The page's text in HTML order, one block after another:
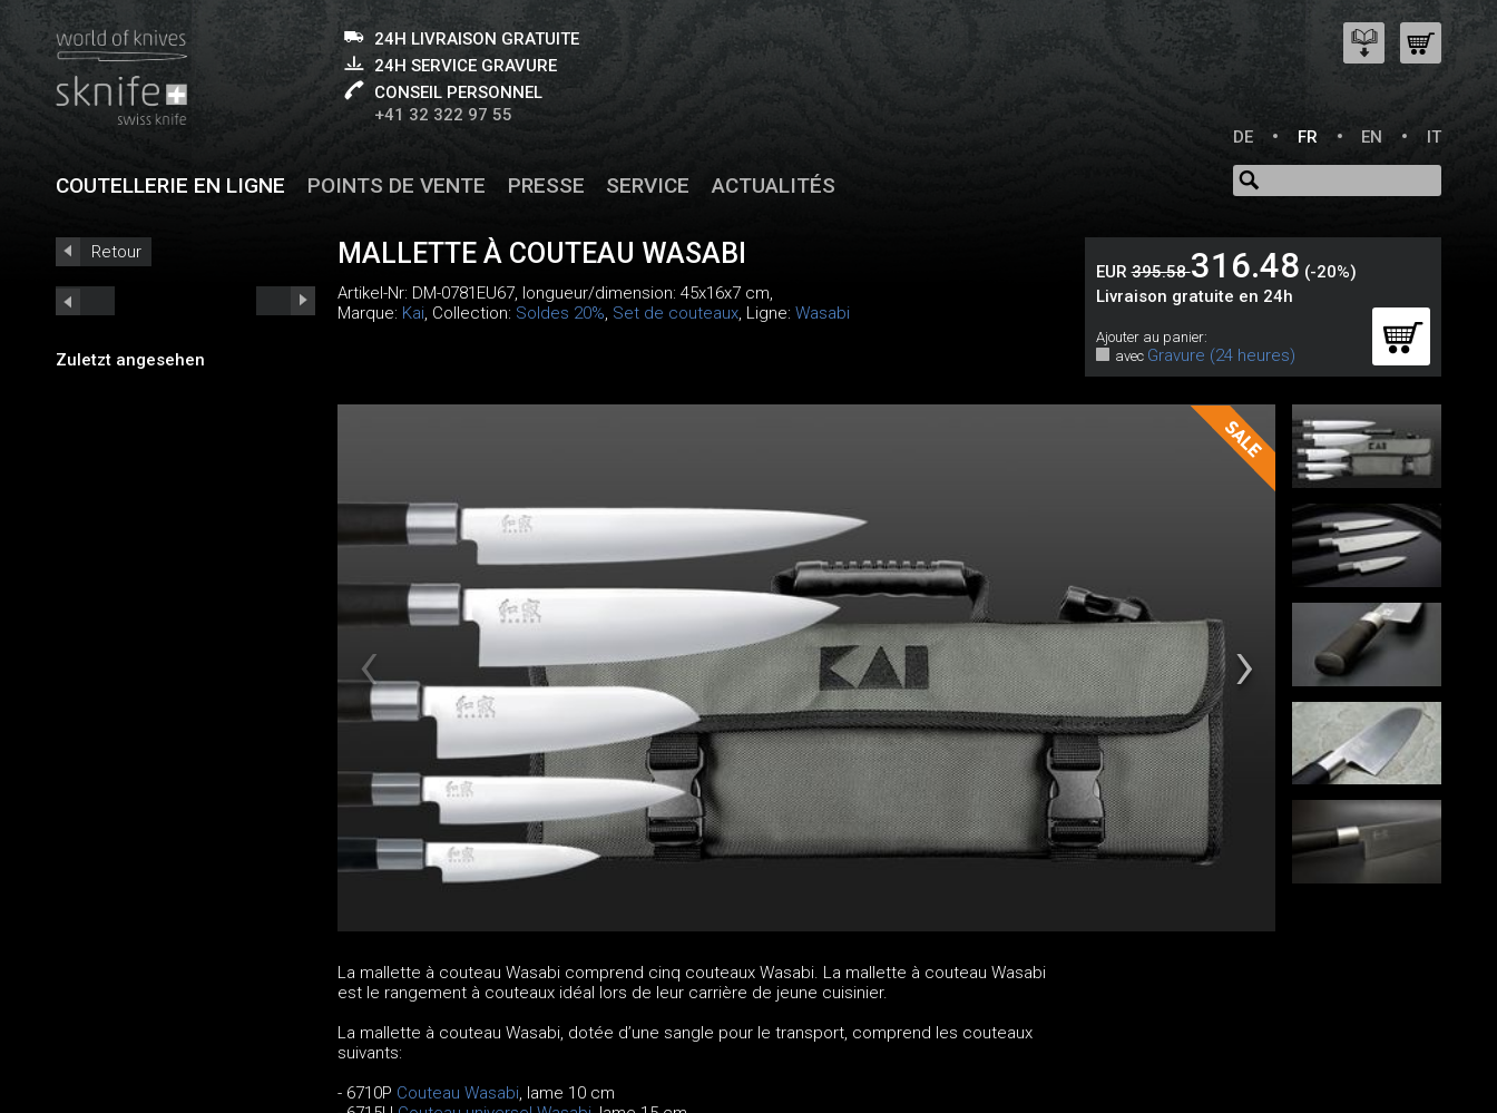
24H LIVRAISON GRATUITE
24H SERVICE GRAVURE
CONSEIL PERSONNEL
+41 32 322 97 55
DE
FR EN IT
COUTELLERIE EN LIGNE POINTS DE VENTE PRESSE SERVICE ACTUALITÉS
Retour
Zuletzt angesehen
MALLETTE À COUTEAU WASABI
Artikel-Nr: DM-0781EU67, longueur/dimension: 45x16x7 cm,
Marque: Kai, Collection: Soldes 20%, Set de couteaux, Ligne: Wasabi
EUR395.58316.48 (-20%)
Livraison gratuite en 24h
Ajouter au panier:
avec Gravure (24 heures)
La mallette à couteau Wasabi comprend cinq couteaux Wasabi. La mallette à couteau Wasabi
est le rangement à couteaux idéal lors de leur carrière de jeune cuisinier.
La mallette à couteau Wasabi, dotée d’une sangle pour le transport, comprend les couteaux
suivants:
- 6710P Couteau Wasabi, lame 10 cm